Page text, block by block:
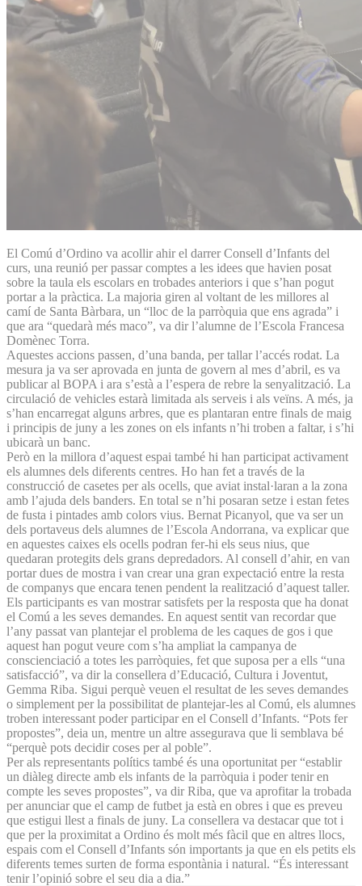
El Comú d’Ordino va acollir ahir el darrer Consell d’Infants del
curs, una reunió per passar comptes a les idees que havien posat
sobre la taula els escolars en trobades anteriors i que s’han pogut
portar a la pràctica. La majoria giren al voltant de les millores al
camí de Santa Bàrbara, un “lloc de la parròquia que ens agrada” i
que ara “quedarà més maco”, va dir l’alumne de l’Escola Francesa
Domènec Torra.
Aquestes accions passen, d’una banda, per tallar l’accés rodat. La
mesura ja va ser aprovada en junta de govern al mes d’abril, es va
publicar al BOPA i ara s’està a l’espera de rebre la senyalització. La
circulació de vehicles estarà limitada als serveis i als veïns. A més, ja
s’han encarregat alguns arbres, que es plantaran entre finals de maig
i principis de juny a les zones on els infants n’hi troben a faltar, i s’hi
ubicarà un banc.
Però en la millora d’aquest espai també hi han participat activament
els alumnes dels diferents centres. Ho han fet a través de la
construcció de casetes per als ocells, que aviat instal·laran a la zona
amb l’ajuda dels banders. En total se n’hi posaran setze i estan fetes
de fusta i pintades amb colors vius. Bernat Picanyol, que va ser un
dels portaveus dels alumnes de l’Escola Andorrana, va explicar que
en aquestes caixes els ocells podran fer-hi els seus nius, que
quedaran protegits dels grans depredadors. Al consell d’ahir, en van
portar dues de mostra i van crear una gran expectació entre la resta
de companys que encara tenen pendent la realització d’aquest taller.
Els participants es van mostrar satisfets per la resposta que ha donat
el Comú a les seves demandes. En aquest sentit van recordar que
l’any passat van plantejar el problema de les caques de gos i que
aquest han pogut veure com s’ha ampliat la campanya de
conscienciació a totes les parròquies, fet que suposa per a ells “una
satisfacció”, va dir la consellera d’Educació, Cultura i Joventut,
Gemma Riba. Sigui perquè veuen el resultat de les seves demandes
o simplement per la possibilitat de plantejar-les al Comú, els alumnes
troben interessant poder participar en el Consell d’Infants. “Pots fer
propostes”, deia un, mentre un altre assegurava que li semblava bé
“perquè pots decidir coses per al poble”.
Per als representants polítics també és una oportunitat per “establir
un diàleg directe amb els infants de la parròquia i poder tenir en
compte les seves propostes”, va dir Riba, que va aprofitar la trobada
per anunciar que el camp de futbet ja està en obres i que es preveu
que estigui llest a finals de juny. La consellera va destacar que tot i
que per la proximitat a Ordino és molt més fàcil que en altres llocs,
espais com el Consell d’Infants són importants ja que en els petits els
diferents temes surten de forma espontània i natural. “És interessant
tenir l’opinió sobre el seu dia a dia.”